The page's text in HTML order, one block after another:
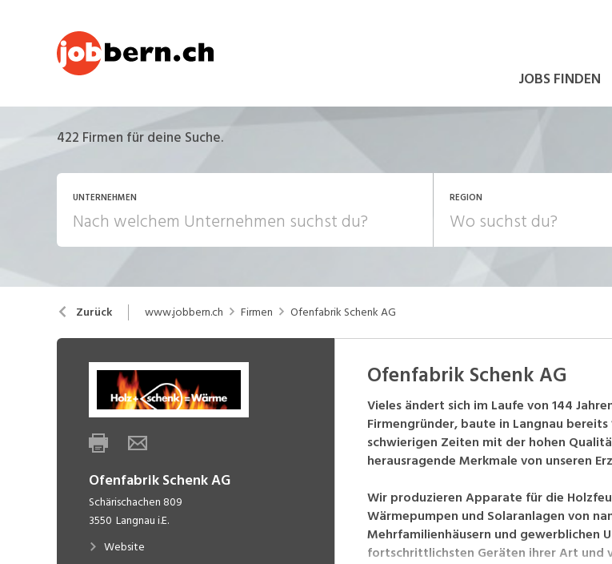
JOBS FINDEN
422 Firmen für deine Suche.
UNTERNEHMEN REGION
Zurück www.jobbern.ch Firmen Ofenfabrik Schenk AG
Ofenfabrik Schenk AG
Schärischachen 809
3550 Langnau i.E.
Website
Ofenfabrik Schenk AG
Vieles ändert sich im Laufe von 144
Firmengründer, baute in Langnau
schwierigen Zeiten mit der hohen
herausragende Merkmale von unseren
Wir produzieren Apparate für die
Wärmepumpen und Solaranlagen von
Mehrfamilienhäusern und gewerblichen
fortschrittlichsten Geräten ihrer Art und